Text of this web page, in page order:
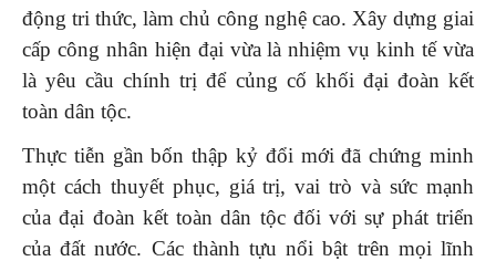
động tri thức, làm chủ công nghệ cao. Xây dựng giai
cấp công nhân hiện đại vừa là nhiệm vụ kinh tế vừa
là yêu cầu chính trị để củng cố khối đại đoàn kết
toàn dân tộc.
Thực tiễn gần bốn thập kỷ đổi mới đã chứng minh
một cách thuyết phục, giá trị, vai trò và sức mạnh
của đại đoàn kết toàn dân tộc đối với sự phát triển
của đất nước. Các thành tựu nổi bật trên mọi lĩnh